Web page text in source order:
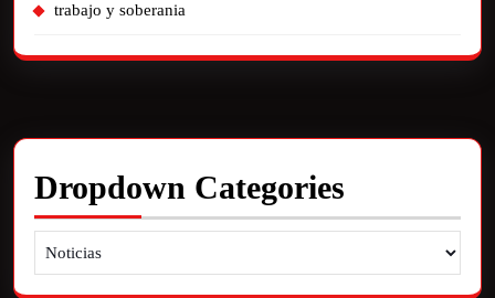
trabajo y soberania
Dropdown Categories